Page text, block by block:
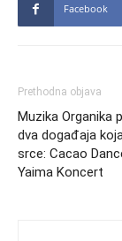
Facebook
Prethodna objava
Muzika Organika
dva događaja
srce: Cacao
Yaima Koncert